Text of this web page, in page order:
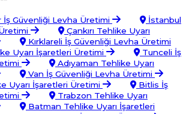
Güvenliği Levha Üretimi
İstanbul
Çankırı Tehlike Uyarı
Kırklareli İş Güvenliği Levha Üretimi
Uyarı İşaretleri Üretimi
Tunceli İş
Adıyaman Tehlike Uyarı
Van İş Güvenliği Levha Üretimi
Uyarı İşaretleri Üretimi
Bitlis İş
Trabzon Tehlike Uyarı
Batman Tehlike Uyarı İşaretleri